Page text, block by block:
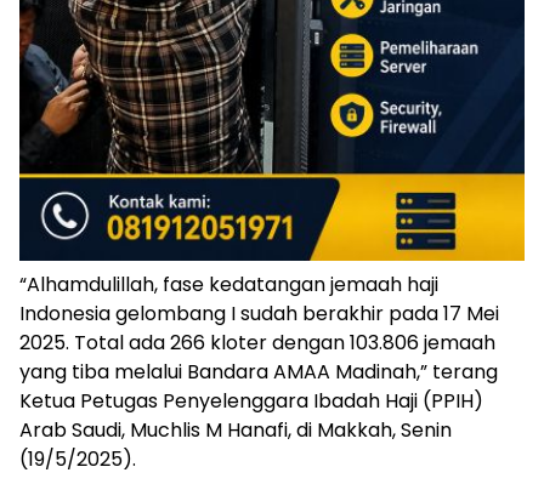
“Alhamdulillah, fase kedatangan jemaah haji
Indonesia gelombang I sudah berakhir pada 17 Mei
2025. Total ada 266 kloter dengan 103.806 jemaah
yang tiba melalui Bandara AMAA Madinah,” terang
Ketua Petugas Penyelenggara Ibadah Haji (PPIH)
Arab Saudi, Muchlis M Hanafi, di Makkah, Senin
(19/5/2025).